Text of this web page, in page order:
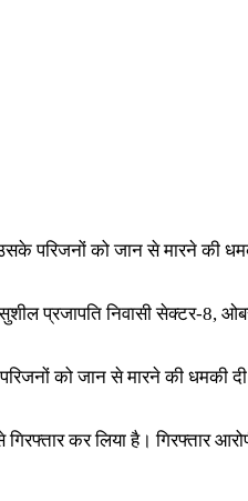
परिजनों को जान से मारने की
प्रजापति निवासी सेक्टर-8,
को जान से मारने की धमकी
कर लिया है। गिरफ्तार